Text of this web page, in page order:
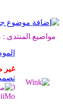
مواضيع المنتدى :
غير
(